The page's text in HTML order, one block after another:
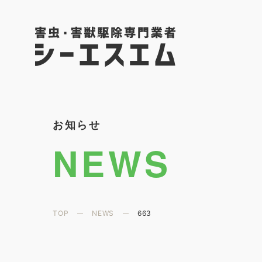
お知らせ
NEWS
TOP NEWS 663